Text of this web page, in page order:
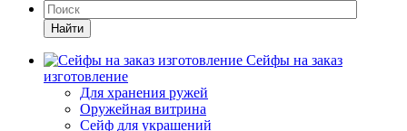
Найти
Сейфы на заказ
изготовление
Для хранения ружей
Оружейная витрина
Сейф для украшений